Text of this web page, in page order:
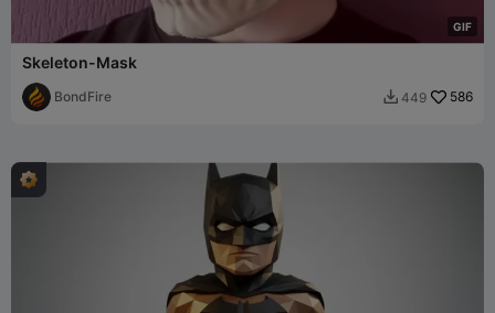
GIF
Skeleton-Mask
BondFire  449 586